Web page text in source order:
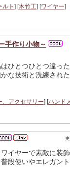
ルト ] [木竹工] [ワイヤー]
手作り小物～
ひとつひとつ違っ
な技術と洗練され
、アクセサリー] [ハンド
イヤーで素敵に装
段使いやエレガン